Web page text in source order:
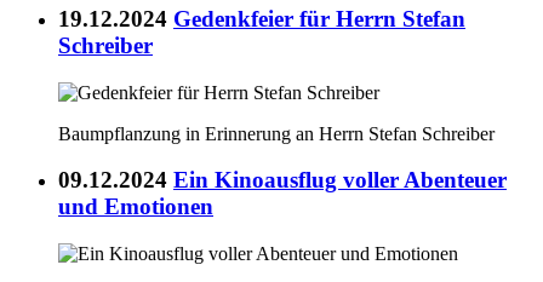
19.12.2024 Gedenkfeier für Herrn Stefan
Schreiber
Baumpflanzung in Erinnerung an Herrn Stefan Schreiber
09.12.2024 Ein Kinoausflug voller Abenteuer
und Emotionen